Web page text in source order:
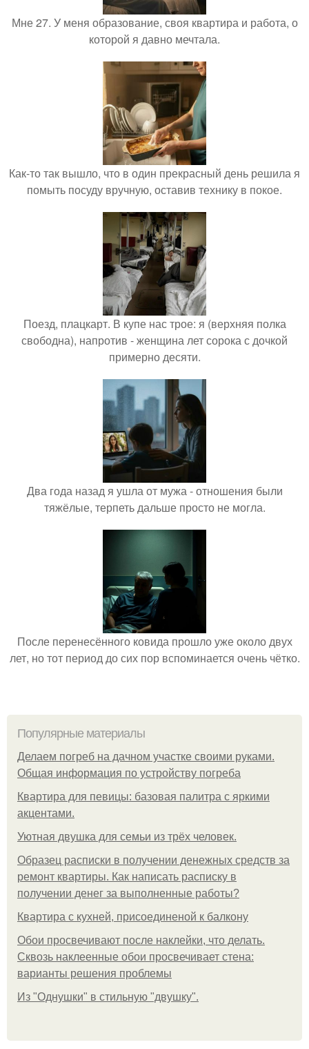
Мне 27. У меня образование, своя квартира и работа, о
которой я давно мечтала.
Как-то так вышло, что в один прекрасный день решила я
помыть посуду вручную, оставив технику в покое.
Поезд, плацкарт. В купе нас трое: я (верхняя полка
свободна), напротив - женщина лет сорока с дочкой
примерно десяти.
Два года назад я ушла от мужа - отношения были
тяжёлые, терпеть дальше просто не могла.
После перенесённого ковида прошло уже около двух
лет, но тот период до сих пор вспоминается очень чётко.
Популярные материалы
Делаем погреб на дачном участке своими руками.
Общая информация по устройству погреба
Квартира для певицы: базовая палитра с яркими
акцентами.
Уютная двушка для семьи из трёх человек.
Образец расписки в получении денежных средств за
ремонт квартиры. Как написать расписку в
получении денег за выполненные работы?
Квартира с кухней, присоединеной к балкону
Обои просвечивают после наклейки, что делать.
Сквозь наклеенные обои просвечивает стена:
варианты решения проблемы
Из "Однушки" в стильную "двушку".